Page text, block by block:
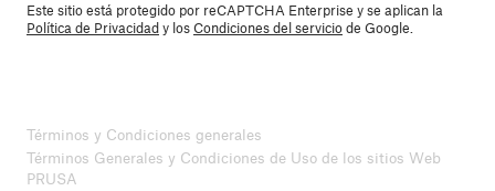
Este sitio está protegido por reCAPTCHA Enterprise y se aplican la
Política de Privacidady losCondiciones del serviciode Google.
Términos y Condiciones generales
Términos Generales y Condiciones de Uso de los sitios Web
PRUSA